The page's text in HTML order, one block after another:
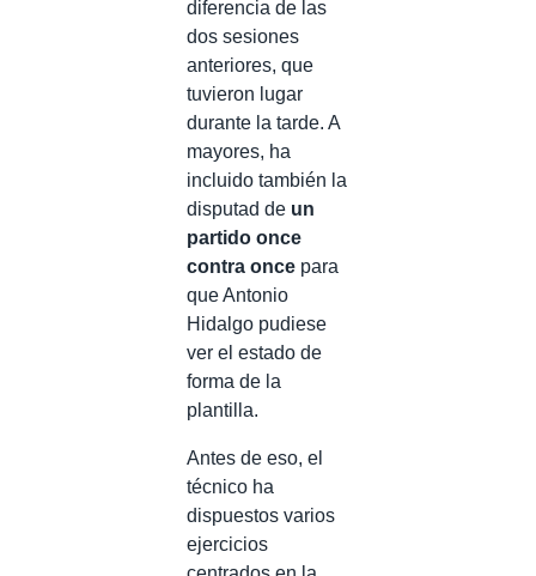
diferencia de las
dos sesiones
anteriores, que
tuvieron lugar
durante la tarde. A
mayores, ha
incluido también la
disputad de un
partido once
contra once para
que Antonio
Hidalgo pudiese
ver el estado de
forma de la
plantilla.
Antes de eso, el
técnico ha
dispuestos varios
ejercicios